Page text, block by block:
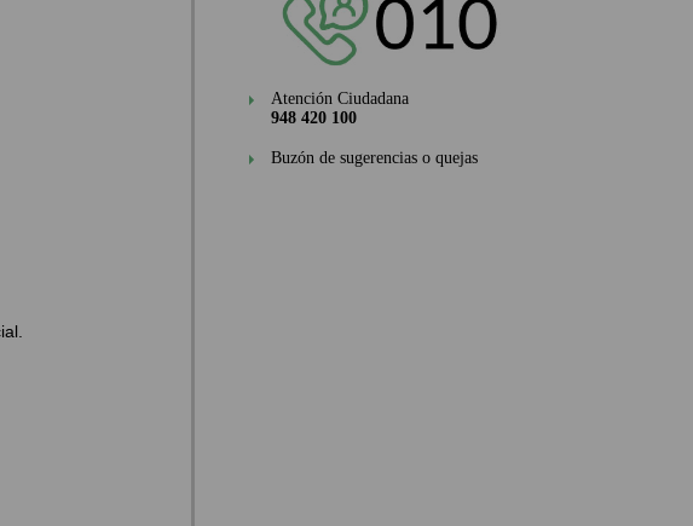
Atención Ciudadana
948 420 100
Buzón de sugerencias o quejas